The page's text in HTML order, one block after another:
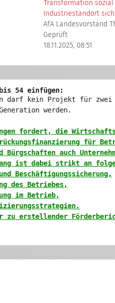
Transformation
Industriestandort
AfA Landesvorstand
Geprüft
18.11.2025, 08:51
54 einfügen:
darf kein Projekt für zwei
werden.
fordert, die
für
Bürgschaften auch
ist dabei strikt an
Beschäftigungssicherung,
des Betriebes,
im Betrieb,
zu erstellender